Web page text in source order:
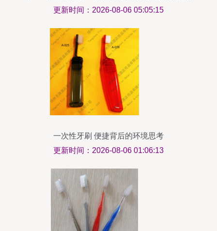
验
更新时间：2026-08-06 05:05:15
一次性牙刷 便捷背后的环境思考
更新时间：2026-08-06 01:06:13